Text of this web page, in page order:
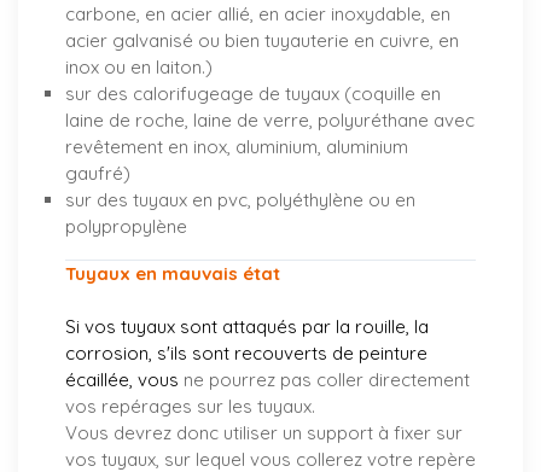
carbone, en acier allié, en acier inoxydable, en
acier galvanisé ou bien tuyauterie en cuivre, en
inox ou en laiton.)
sur des calorifugeage de tuyaux (coquille en
laine de roche, laine de verre, polyuréthane avec
revêtement en inox, aluminium, aluminium
gaufré)
sur des tuyaux en pvc, polyéthylène ou en
polypropylène
Tuyaux en mauvais état
Si vos tuyaux sont attaqués par la rouille, la
corrosion, s'ils sont recouverts de peinture
écaillée, vous ne pourrez pas coller directement
vos repérages sur les tuyaux.
Vous devrez donc utiliser un support à fixer sur
vos tuyaux, sur lequel vous collerez votre repère